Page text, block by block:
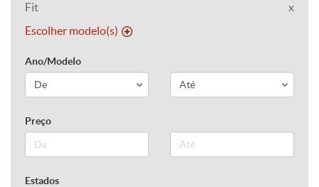
Fit
x
Escolher modelo(s)
Ano/Modelo
Preço
Estados